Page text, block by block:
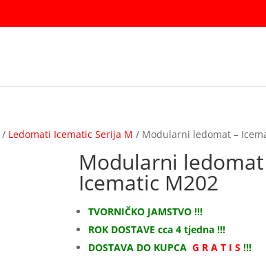
/ Ledomati Icematic Serija M / Modularni ledomat –
Modularni
Icematic M202
TVORNIČKO JAMSTVO !!!
ROK DOSTAVE cca 4 tjedna !!!
DOSTAVA DO KUPCAG R A T I S !!!